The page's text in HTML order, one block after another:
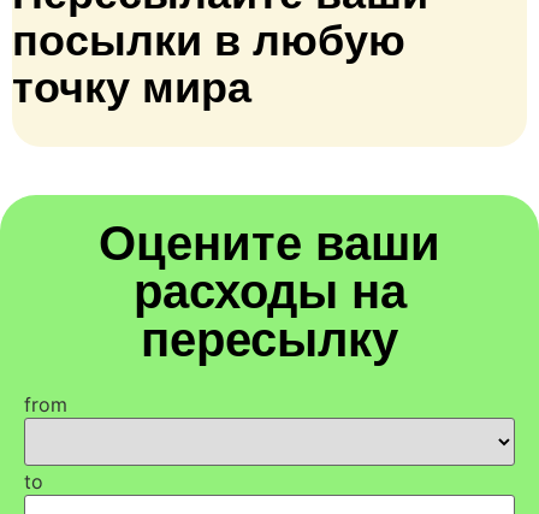
посылки в любую
точку мира
Оцените ваши
расходы на
пересылку
from
to